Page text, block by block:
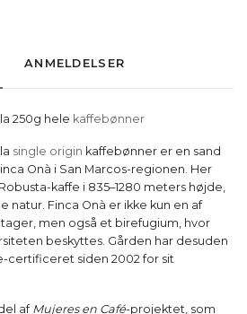
ANMELDELSER
250g hele kaffebønner
single origin kaffebønner er en sand
Onà i San Marcos-regionen. Her
kaffe i 835–1280 meters højde,
natur. Finca Onà er ikke kun en af
men også et birefugium, hvor
beskyttes. Gården har desuden
certificeret siden 2002 for sit
af Mujeres en Café-projektet, som